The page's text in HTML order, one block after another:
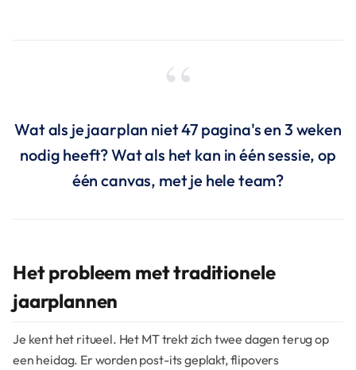
Wat als je jaarplan niet 47 pagina's en 3 weken
nodig heeft? Wat als het kan in één sessie, op
één canvas, met je hele team?
Het probleem met traditionele
jaarplannen
Je kent het ritueel. Het MT trekt zich twee dagen terug op
een heidag. Er worden post-its geplakt, flipovers